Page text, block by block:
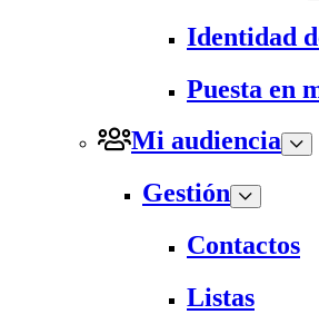
Identidad
Puesta en
Mi audiencia
Gestión
Contactos
Listas